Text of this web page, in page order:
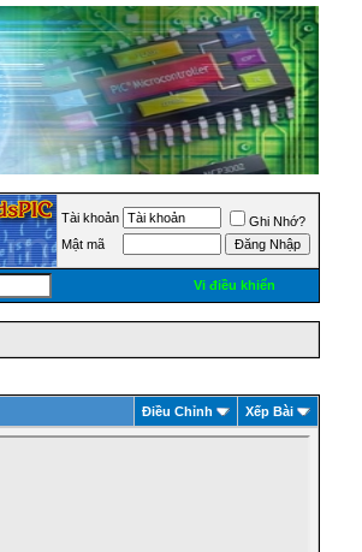
Tài khoản
Ghi Nhớ?
Mật mã
Vi điều khiển
Ðiều Chỉnh Xếp Bài